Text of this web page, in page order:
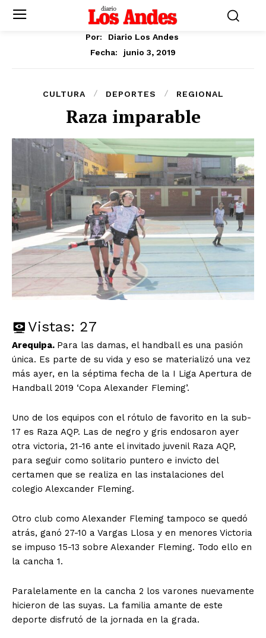
Por:
Diario Los Andes
Fecha:
junio 3, 2019
CULTURA DEPORTES REGIONAL
Raza imparable
Vistas: 27
Arequipa. Para las damas, el handball es una pasión
única. Es parte de su vida y eso se materializó una vez
más ayer, en la séptima fecha de la I Liga Apertura de
Handball 2019 ‘Copa Alexander Fleming’.
Uno de los equipos con el rótulo de favorito en la sub-
17 es Raza AQP. Las de negro y gris endosaron ayer
otra victoria, 21-16 ante el invitado juvenil Raza AQP,
para seguir como solitario puntero e invicto del
certamen que se realiza en las instalaciones del
colegio Alexcander Fleming.
Otro club como Alexander Fleming tampoco se quedó
atrás, ganó 27-10 a Vargas Llosa y en menores Victoria
se impuso 15-13 sobre Alexander Fleming. Todo ello en
la cancha 1.
Paralelamente en la cancha 2 los varones nuevamente
hicieron de las suyas. La familia amante de este
deporte disfrutó de la jornada en la grada.